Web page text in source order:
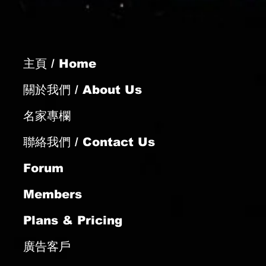
闖勝門
主頁 / Home
關於我們 / About Us
名家專欄
聯絡我們 / Contact Us
Forum
Members
Plans & Pricing
廣告客戶